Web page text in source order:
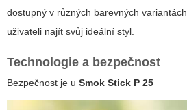
dostupný v různých barevných
uživateli najít svůj ideální styl.
Technologie a bezpečnost
Bezpečnost je u Smok Stick P 25